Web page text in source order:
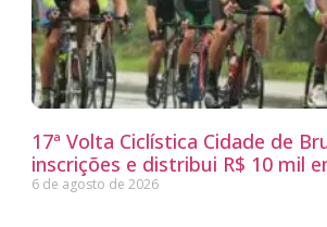
17ª Volta Ciclística Cidade de
inscrições e distribui R$ 10 mil
6 de agosto de 2026